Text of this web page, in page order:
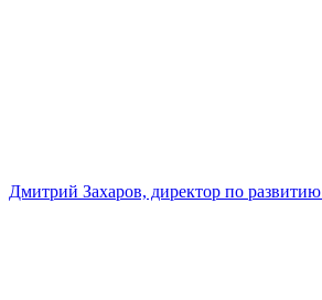
Дмитрий Захаров, директор по